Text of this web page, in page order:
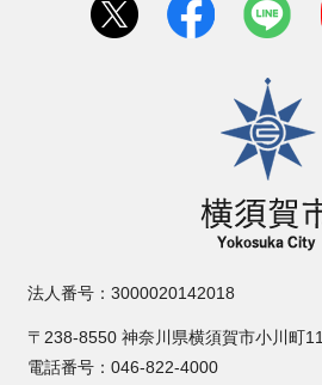
横須賀市
法人番号：3000020142018
〒238-8550 神奈川県横須賀市小川町11
電話番号：046-822-4000